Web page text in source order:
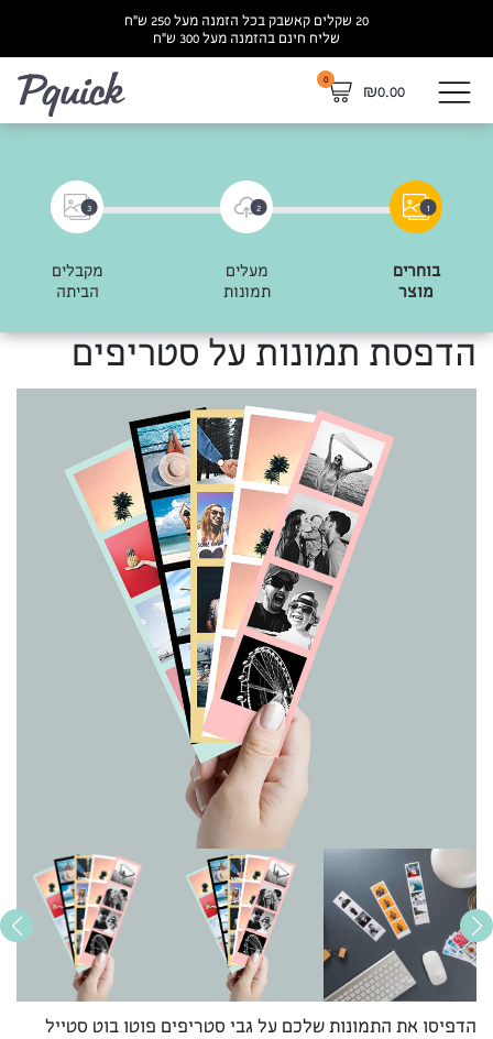
20 שקלים קאשבק בכל הזמנה מעל 250 ש”ח
שליח חינם בהזמנה מעל 300 ש”ח
₪0.00
0
1
בוחרים
מוצר
2
מעלים
תמונות
3
מקבלים
הביתה
הדפסת תמונות על סטריפים
הדפיסו את התמונות שלכם על גבי סטריפים פוטו בוט סטייל